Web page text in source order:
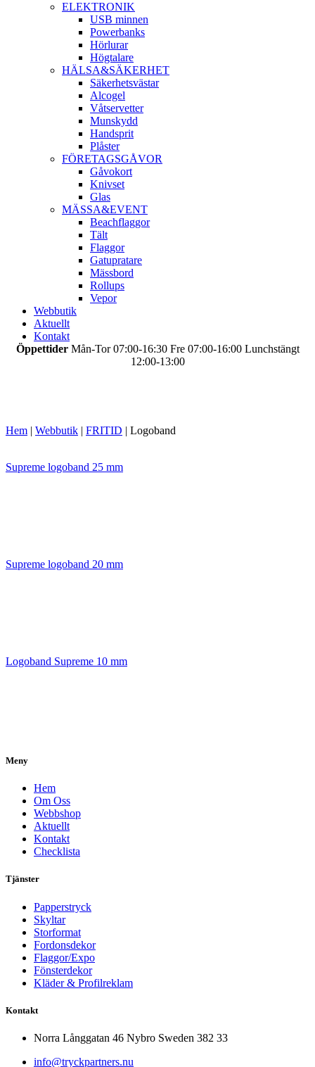
ELEKTRONIK
USB minnen
Powerbanks
Hörlurar
Högtalare
HÄLSA&SÄKERHET
Säkerhetsvästar
Alcogel
Våtservetter
Munskydd
Handsprit
Plåster
FÖRETAGSGÅVOR
Gåvokort
Knivset
Glas
MÄSSA&EVENT
Beachflaggor
Tält
Flaggor
Gatupratare
Mässbord
Rollups
Vepor
Webbutik
Aktuellt
Kontakt
ÖppettiderMån-Tor 07:00-16:30 Fre 07:00-16:00 Lunchstängt
12:00-13:00
Hem | Webbutik | FRITID | Logoband
Supreme logoband 25 mm
Supreme logoband 20 mm
Logoband Supreme 10 mm
Meny
Hem
Om Oss
Webbshop
Aktuellt
Kontakt
Checklista
Tjänster
Papperstryck
Skyltar
Storformat
Fordonsdekor
Flaggor/Expo
Fönsterdekor
Kläder & Profilreklam
Kontakt
Norra Långgatan 46 Nybro Sweden 382 33
info@tryckpartners.nu